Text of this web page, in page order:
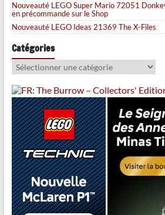
Nouveauté LEGO Super Mario 72051
en précommande sur le Shop
Nouveauté LEGO Ideas 21369 The X-Files
Catégories
Catégories